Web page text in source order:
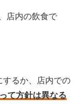
店内の飲食で
るか、店内での
て方針は異なる